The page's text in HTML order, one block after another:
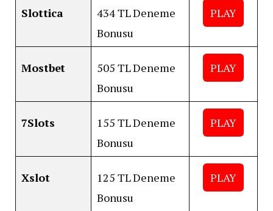
Slottica
434 TL Deneme
Bonusu
PLAY
Mostbet
505 TL Deneme
Bonusu
PLAY
7Slots
155 TL Deneme
Bonusu
PLAY
Xslot
125 TL Deneme
Bonusu
PLAY